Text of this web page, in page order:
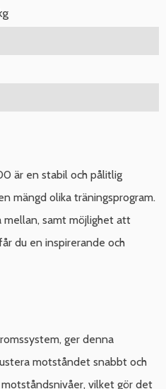
är en stabil och pålitlig
mängd olika träningsprogram.
mellan, samt möjlighet att
du en inspirerande och
ger denna
motståndet snabbt och
vilket gör det